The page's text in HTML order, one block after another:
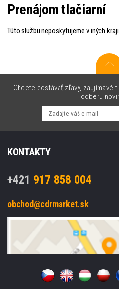
Prenájom tlačiarní
Túto službu neposkytujeme v iných
Chcete dostávať zľavy, zaujímavé
odberu
KONTAKTY
+421 917 858 004
obchod@cdrmarket.sk